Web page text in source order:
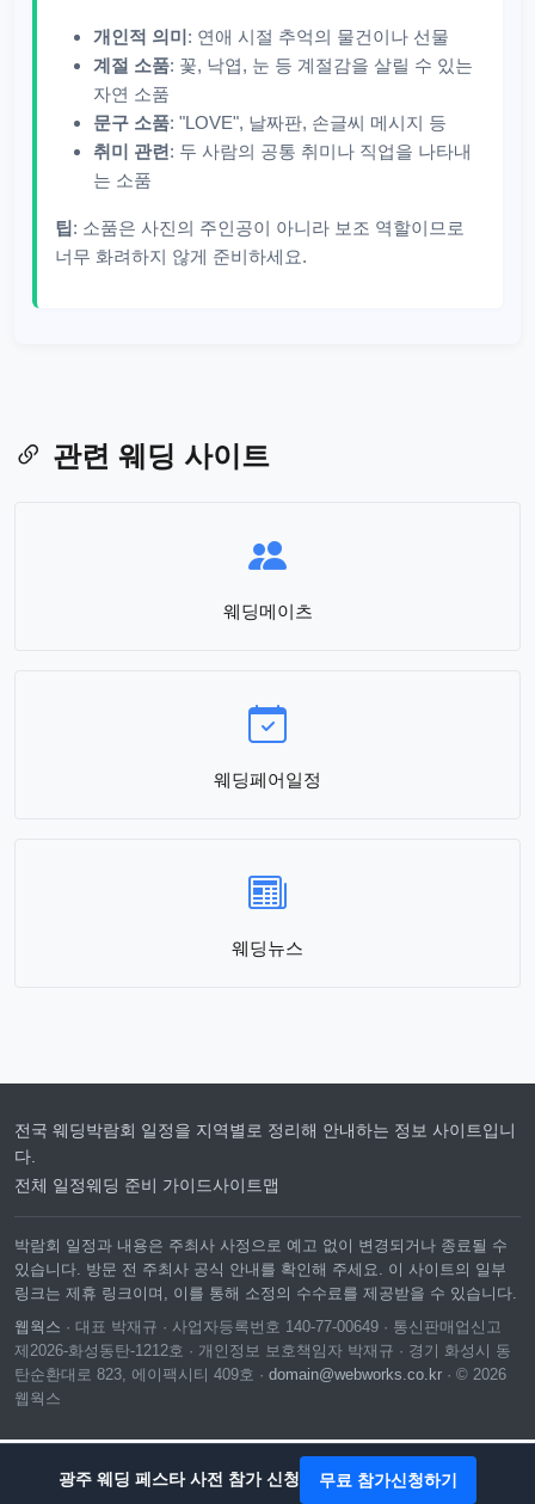
개인적 의미: 연애 시절 추억의 물건이나 선물
계절 소품: 꽃, 낙엽, 눈 등 계절감을 살릴 수 있는
자연 소품
문구 소품: "LOVE", 날짜판, 손글씨 메시지 등
취미 관련 : 두 사람의 공통 취미나 직업을 나타내
는 소품
팁 : 소품은 사진의 주인공이 아니라 보조 역할이므로
너무 화려하지 않게 준비하세요.
관련 웨딩 사이트
웨딩메이츠
웨딩페어일정
웨딩뉴스
전국 웨딩박람회 일정을 지역별로 정리해 안내하는 정보 사이트입니
다.
전체 일정웨딩 준비 가이드사이트맵
박람회 일정과 내용은 주최사 사정으로 예고 없이 변경되거나 종료될 수
있습니다. 방문 전 주최사 공식 안내를 확인해 주세요. 이 사이트의 일부
링크는 제휴 링크이며, 이를 통해 소정의 수수료를 제공받을 수 있습니다.
웹웍스 · 대표 박재규 · 사업자등록번호 140-77-00649 · 통신판매업신고
제2026-화성동탄-1212호 · 개인정보 보호책임자 박재규 · 경기 화성시 동
탄순환대로 823, 에이팩시티 409호 · domain@webworks.co.kr · © 2026
웹웍스
광주 웨딩 페스타 사전 참가 신청 무료 참가신청하기